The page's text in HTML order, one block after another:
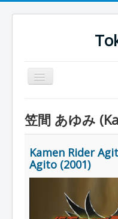
Basculer
la
Toku-Actrices
Toku-Critiques
Séries
笠間 あゆみ
Kamen Rider
Agito (2001)